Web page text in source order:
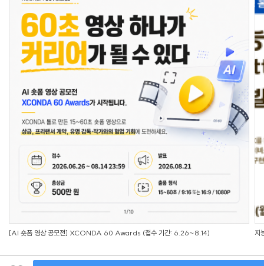
[AI 숏폼 영상 공모전] XCONDA 60 Awards (접수 기간: 6.26~8.14) 지